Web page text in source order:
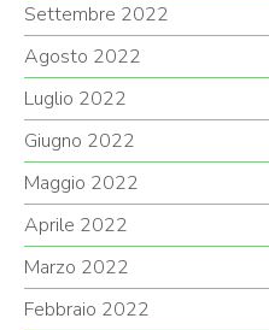
Settembre 2022
Agosto 2022
Luglio 2022
Giugno 2022
Maggio 2022
Aprile 2022
Marzo 2022
Febbraio 2022